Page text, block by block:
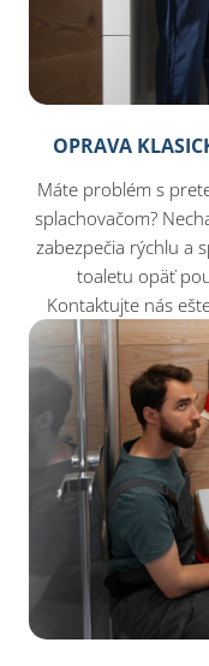
OPRAVA
Máte problém s
splachovačom?
zabezpečia rýchlu a
toaletu opäť
Kontaktujte nás